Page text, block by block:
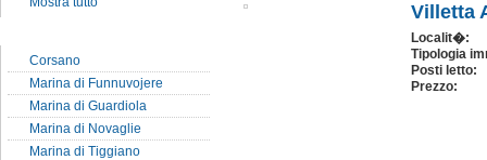
Corsano
Marina di Funnuvojere
Marina di Guardiola
Marina di Novaglie
Marina di Tiggiano
Villetta
Localit�:
Tipologia
Posti letto:
Prezzo: